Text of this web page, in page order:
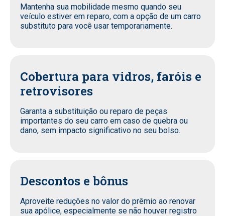
Mantenha sua mobilidade mesmo quando seu
veículo estiver em reparo, com a opção de um carro
substituto para você usar temporariamente.
Cobertura para vidros, faróis e
retrovisores
Garanta a substituição ou reparo de peças
importantes do seu carro em caso de quebra ou
dano, sem impacto significativo no seu bolso.
Descontos e bônus
Aproveite reduções no valor do prêmio ao renovar
sua apólice, especialmente se não houver registro